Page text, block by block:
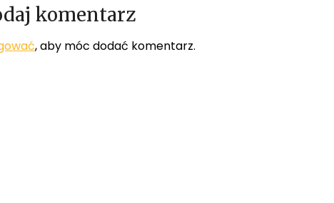
komentarz
, aby móc dodać komentarz.